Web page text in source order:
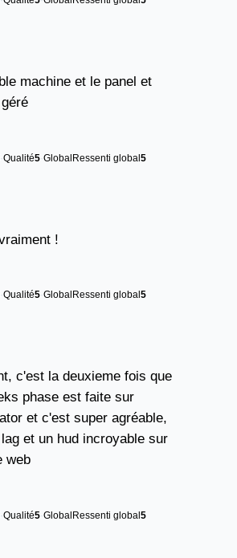
machine et le panel et
Qualité5 GlobalRessenti global5
!
Qualité5 Global Ressenti global 5
c'est la deuxieme fois que
phase est faite sur
et c'est super agréable,
et un hud incroyable sur
web
Qualité5 Global Ressenti global 5